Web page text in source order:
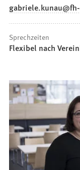
gabriele.kunau
Sprechzeiten
Flexibel nach